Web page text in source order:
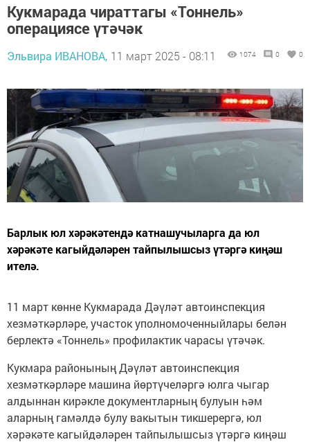
Кукмарада чираттагы «Тоннель»
операциясе үтәчәк
Эльвира ИВАНОВА, 11 март 2025 - 08:11 1074 0 0
Барлык юл хәрәкәтендә катнашучыларга да юл
хәрәкәте кагыйдәләрен тайпылышсыз үтәргә киңәш
ителә.
11 март көнне Кукмарада Дәүләт автоинспекция
хезмәткәрләре, участок уполномоченныйлары белән
берлектә «Тоннель» профилактик чарасы үтәчәк.
Кукмара районының Дәүләт автоинспекция
хезмәткәрләре машина йөртүчеләргә юлга чыгар
алдыннан кирәкле документларның булуын һәм
аларның гамәлдә булу вакытын тикшерергә, юл
хәрәкәте кагыйдәләрен тайпылышсыз үтәргә киңәш